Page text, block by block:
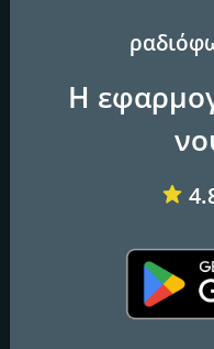
Radio
Η